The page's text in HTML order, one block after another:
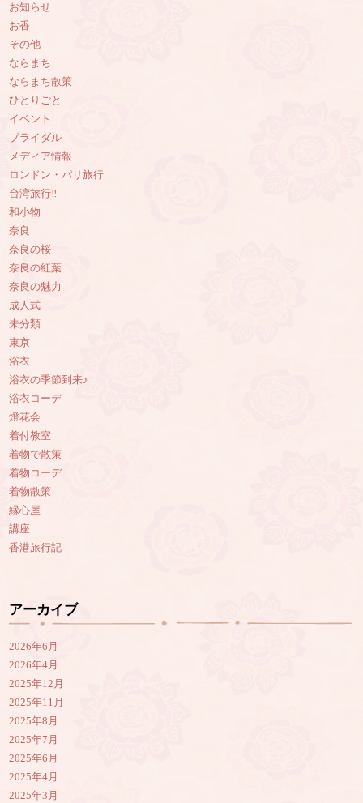
お知らせ
お香
その他
ならまち
ならまち散策
ひとりごと
イベント
ブライダル
メディア情報
ロンドン・パリ旅行
台湾旅行‼︎
和小物
奈良
奈良の桜
奈良の紅葉
奈良の魅力
成人式
未分類
東京
浴衣
浴衣の季節到来♪
浴衣コーデ
燈花会
着付教室
着物で散策
着物コーデ
着物散策
縁心屋
講座
香港旅行記
アーカイブ
2026年6月
2026年4月
2025年12月
2025年11月
2025年8月
2025年7月
2025年6月
2025年4月
2025年3月